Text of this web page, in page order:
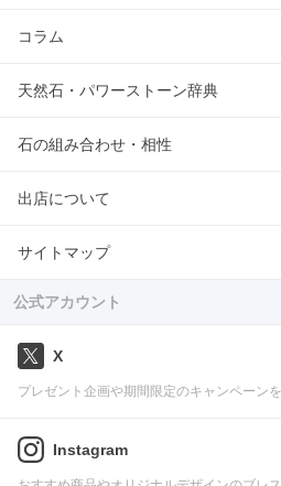
コラム
天然石・パワーストーン辞典
石の組み合わせ・相性
出店について
サイトマップ
公式アカウント
X
プレゼント企画や期間限定のキャンペーン
Instagram